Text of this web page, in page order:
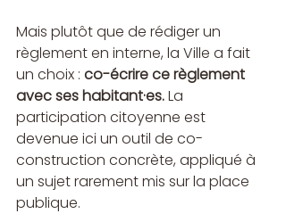
Mais plutôt que de rédiger un
règlement en interne, la Ville a fait
un choix : co-écrire ce règlement
avec ses habitant·es. La
participation citoyenne est
devenue ici un outil de co-
construction concrète, appliqué à
un sujet rarement mis sur la place
publique.